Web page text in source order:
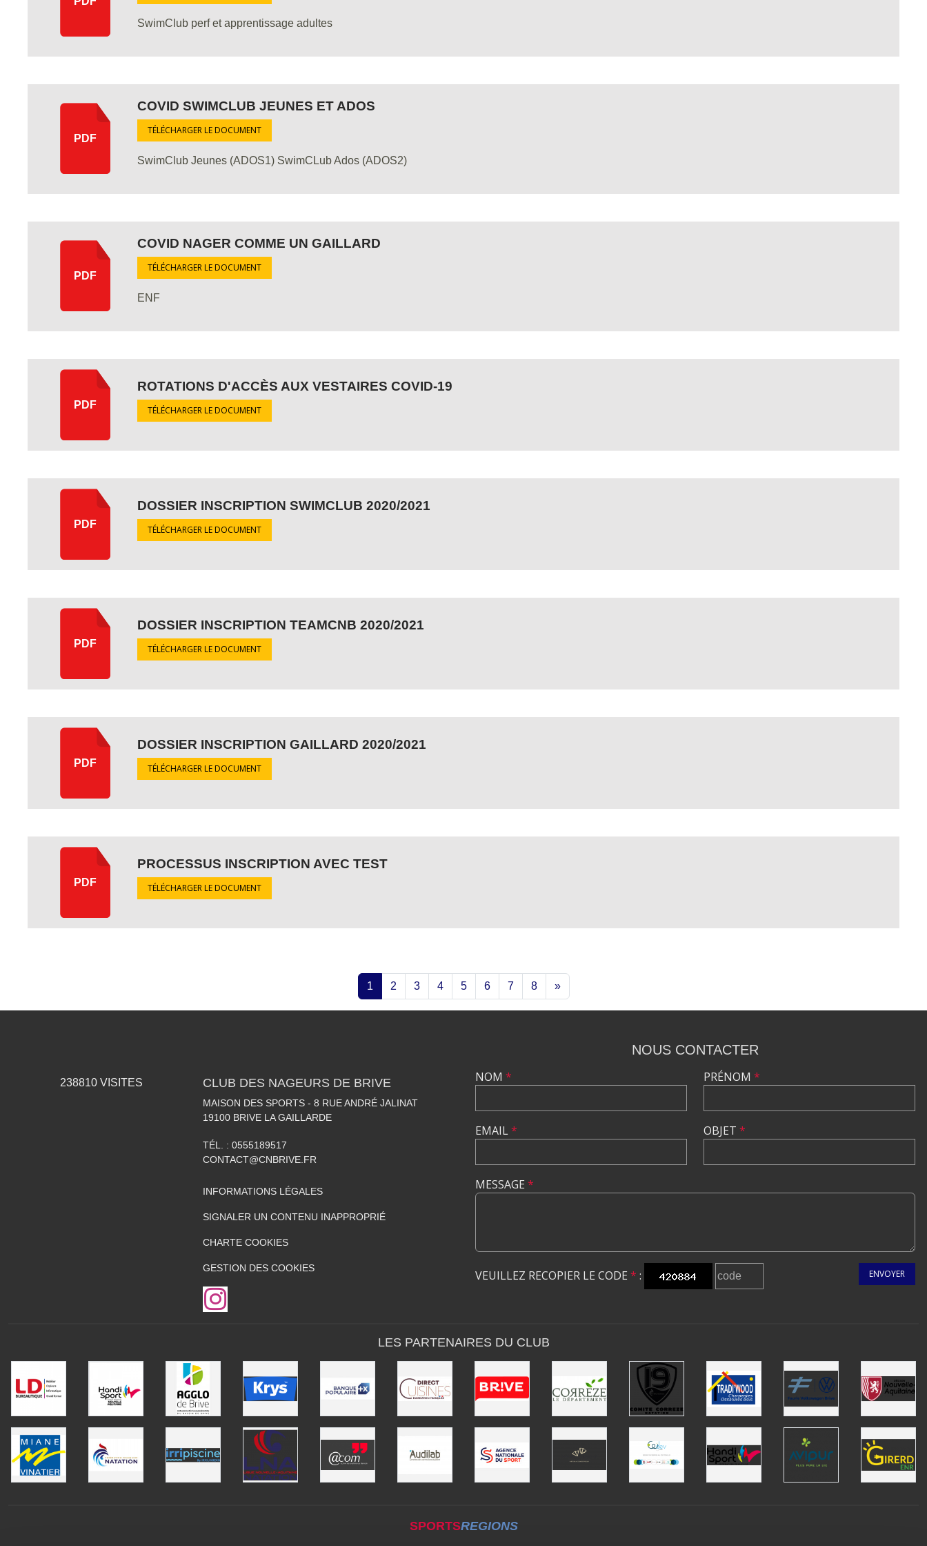
SwimClub perf et apprentissage adultes
PDF
COVID SWIMCLUB JEUNES ET ADOS
TÉLÉCHARGER LE DOCUMENT
SwimClub Jeunes (ADOS1) SwimCLub Ados (ADOS2)
PDF
COVID NAGER COMME UN GAILLARD
TÉLÉCHARGER LE DOCUMENT
ENF
PDF
ROTATIONS D'ACCÈS AUX VESTAIRES COVID-19
TÉLÉCHARGER LE DOCUMENT
PDF
DOSSIER INSCRIPTION SWIMCLUB 2020/2021
TÉLÉCHARGER LE DOCUMENT
PDF
DOSSIER INSCRIPTION TEAMCNB 2020/2021
TÉLÉCHARGER LE DOCUMENT
PDF
DOSSIER INSCRIPTION GAILLARD 2020/2021
TÉLÉCHARGER LE DOCUMENT
PDF
PROCESSUS INSCRIPTION AVEC TEST
TÉLÉCHARGER LE DOCUMENT
1 2 3 4 5 6 7 8 »
238810 VISITES CLUB DES NAGEURS DE BRIVE
MAISON DES SPORTS - 8 RUE ANDRÉ JALINAT
19100 BRIVE LA GAILLARDE
TÉL. : 0555189517
CONTACT@CNBRIVE.FR
INFORMATIONS LÉGALES
SIGNALER UN CONTENU INAPPROPRIÉ
CHARTE COOKIES
GESTION DES COOKIES
NOUS CONTACTER
NOM *
EMAIL*
PRÉNOM *
OBJET *
MESSAGE *
VEUILLEZ RECOPIER LE CODE * : ENVOYER
LES PARTENAIRES DU CLUB
SPORTSREGIONS